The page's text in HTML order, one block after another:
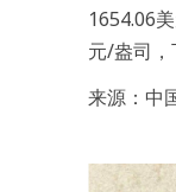
1654.06
元/盎司，
来源：中